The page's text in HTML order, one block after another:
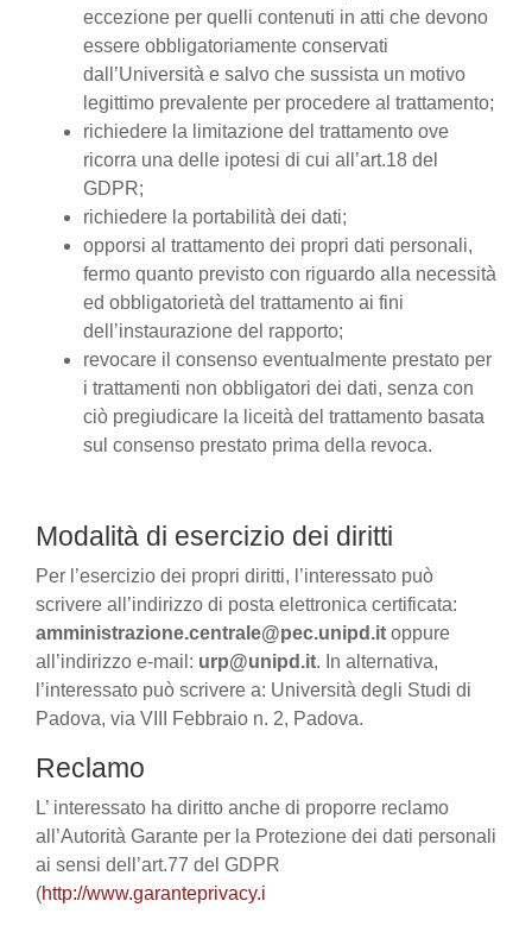
eccezione per quelli contenuti in atti che devono
essere obbligatoriamente conservati
dall’Università e salvo che sussista un motivo
legittimo prevalente per procedere al trattamento;
richiedere la limitazione del trattamento ove
ricorra una delle ipotesi di cui all’art.18 del
GDPR;
richiedere la portabilità dei dati;
opporsi al trattamento dei propri dati personali,
fermo quanto previsto con riguardo alla necessità
ed obbligatorietà del trattamento ai fini
dell’instaurazione del rapporto;
revocare il consenso eventualmente prestato per
i trattamenti non obbligatori dei dati, senza con
ciò pregiudicare la liceità del trattamento basata
sul consenso prestato prima della revoca.
Modalità di esercizio dei diritti
Per l’esercizio dei propri diritti, l’interessato può
scrivere all’indirizzo di posta elettronica certificata:
amministrazione.centrale@pec.unipd.it oppure
all’indirizzo e-mail: urp@unipd.it. In alternativa,
l’interessato può scrivere a: Università degli Studi di
Padova, via VIII Febbraio n. 2, Padova.
Reclamo
L’ interessato ha diritto anche di proporre reclamo
all’Autorità Garante per la Protezione dei dati personali
ai sensi dell’art.77 del GDPR
(http://www.garanteprivacy.i